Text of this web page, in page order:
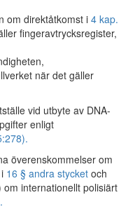
om direktåtkomst i4 kap.
fingeravtrycksregister,
när det gäller
vid utbyte av DNA-
enligt
överenskommelser om
16 § andra stycket och
om internationellt polisiärt